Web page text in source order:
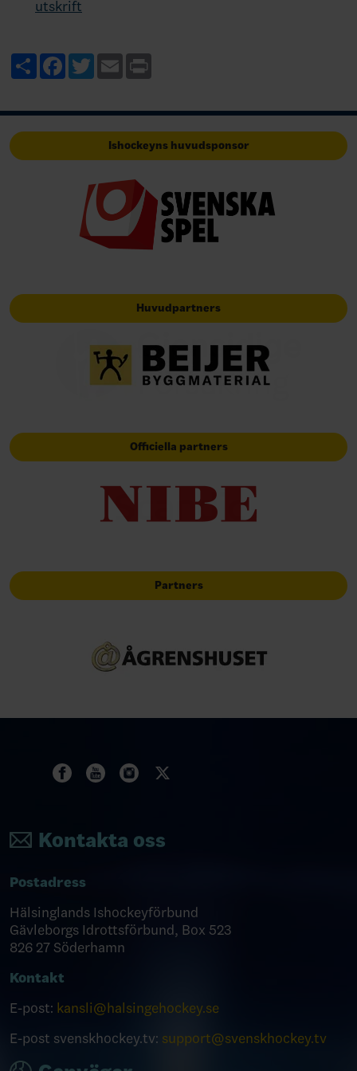
utskrift
ShareFacebook
TwitterEmail
Ishockeyns huvudsponsor
Huvudpartners
Officiella partners
Partners
Kontakta oss
Postadress
Hälsinglands Ishockeyförbund
Gävleborgs Idrottsförbund, Box 523
826 27 Söderhamn
Kontakt
E-post: kansli@halsingehockey.se
E-post svenskhockey.tv: support@svenskhockey.tv